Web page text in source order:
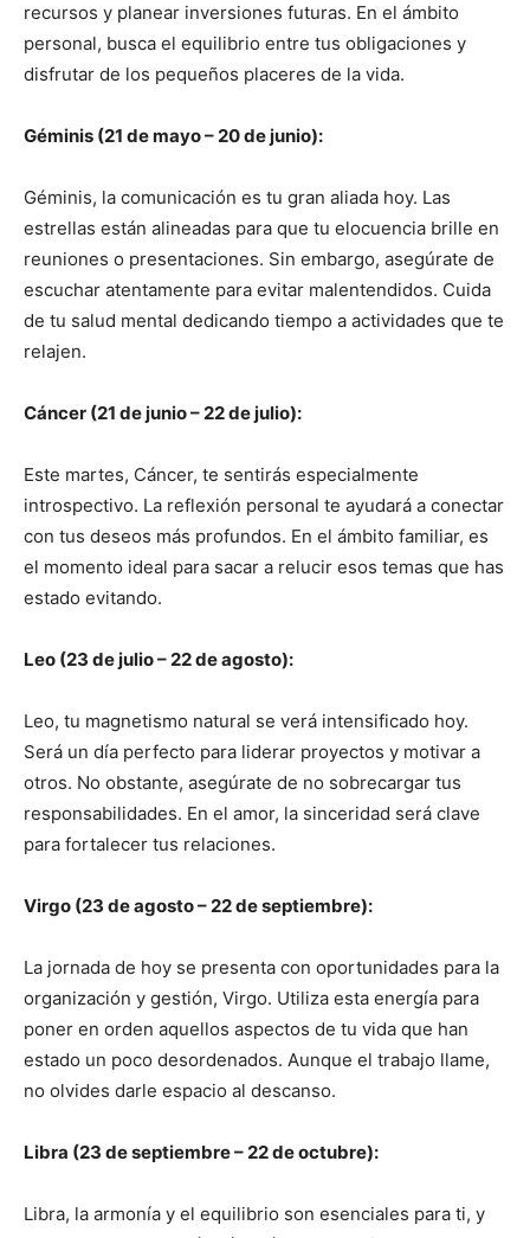
recursos y planear inversiones futuras. En el ámbito
personal, busca el equilibrio entre tus obligaciones y
disfrutar de los pequeños placeres de la vida.
Géminis (21 de mayo – 20 de junio):
Géminis, la comunicación es tu gran aliada hoy. Las
estrellas están alineadas para que tu elocuencia brille en
reuniones o presentaciones. Sin embargo, asegúrate de
escuchar atentamente para evitar malentendidos. Cuida
de tu salud mental dedicando tiempo a actividades que te
relajen.
Cáncer (21 de junio – 22 de julio):
Este martes, Cáncer, te sentirás especialmente
introspectivo. La reflexión personal te ayudará a conectar
con tus deseos más profundos. En el ámbito familiar, es
el momento ideal para sacar a relucir esos temas que has
estado evitando.
Leo (23 de julio – 22 de agosto):
Leo, tu magnetismo natural se verá intensificado hoy.
Será un día perfecto para liderar proyectos y motivar a
otros. No obstante, asegúrate de no sobrecargar tus
responsabilidades. En el amor, la sinceridad será clave
para fortalecer tus relaciones.
Virgo (23 de agosto – 22 de septiembre):
La jornada de hoy se presenta con oportunidades para la
organización y gestión, Virgo. Utiliza esta energía para
poner en orden aquellos aspectos de tu vida que han
estado un poco desordenados. Aunque el trabajo llame,
no olvides darle espacio al descanso.
Libra (23 de septiembre – 22 de octubre):
Libra, la armonía y el equilibrio son esenciales para ti, y